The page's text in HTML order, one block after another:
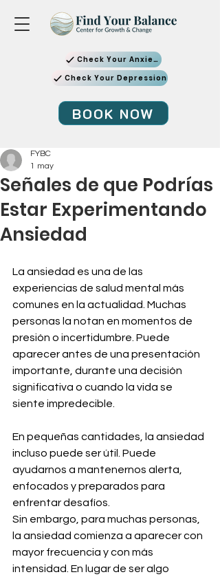
Check Your Anxiety
Check Your Depression
BOOK NOW
Señales de que Podrías
Estar Experimentando
Ansiedad
FYBC
1 may
La ansiedad es una de las
experiencias de salud mental más
comunes en la actualidad. Muchas
personas la notan en momentos de
presión o incertidumbre. Puede
aparecer antes de una presentación
importante, durante una decisión
significativa o cuando la vida se
siente impredecible.
En pequeñas cantidades, la ansiedad
incluso puede ser útil. Puede
ayudarnos a mantenernos alerta,
enfocados y preparados para
enfrentar desafíos.
Sin embargo, para muchas personas,
la ansiedad comienza a aparecer con
mayor frecuencia y con más
intensidad. En lugar de ser algo